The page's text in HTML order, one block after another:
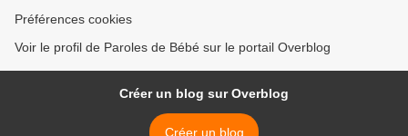
Préférences cookies
Voir le profil de Paroles de Bébé sur le portail Overblog
Créer un blog sur Overblog
Créer un blog